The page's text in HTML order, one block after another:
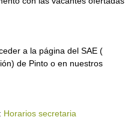
a la página del SAE (
de Pinto o en nuestros
Horarios secretaria